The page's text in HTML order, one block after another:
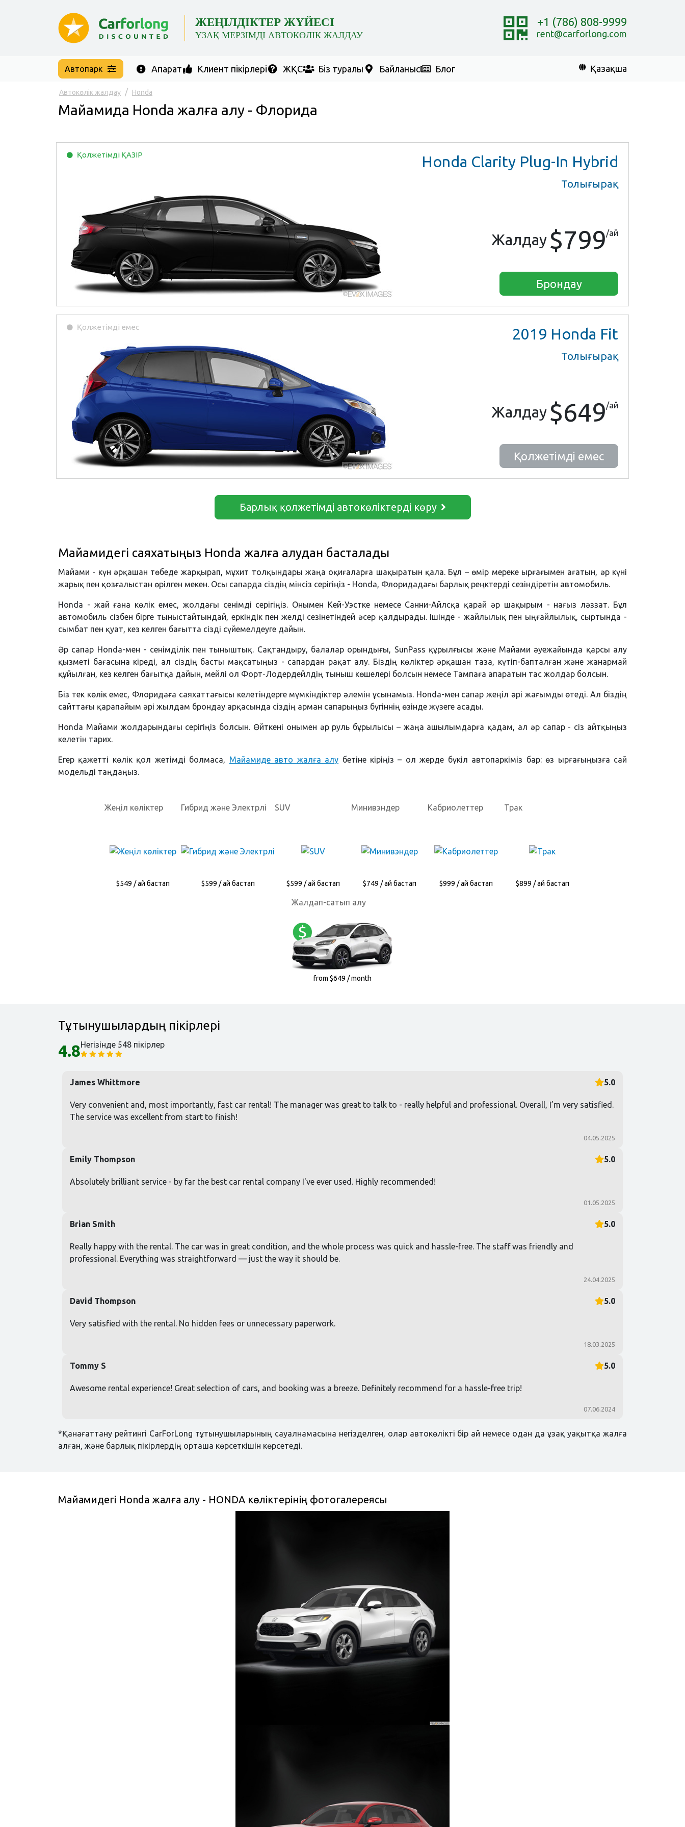
ЖЕҢІЛДІКТЕР ЖҮЙЕСІ
ҰЗАҚ МЕРЗІМДІ АВТОКӨЛІК ЖАЛДАУ
+1 (786) 808-9999
rent@carforlong.com
Автопарк Ақпарат Клиент пікірлері ЖҚС Біз туралы Байланыс Блог Қазақша
Автокөлік жалдау Honda
Майамида Honda жалға алу - Флорида
Қолжетімді ҚАЗІР Honda Clarity Plug-In Hybrid
Толығырақ
Жалдау $799/ай
Брондау
Қолжетімді емес 2019 Honda Fit
Толығырақ
Жалдау $649/ай
Қолжетімді емес
Барлық қолжетімді автокөліктерді көру
Майамидегі саяхатыңыз Honda жалға алудан басталады
Майами - күн әрқашан төбеде жарқырап, мұхит толқындары жаңа оқиғаларға шақыратын қала. Бұл – өмір мереке ырғағымен ағатын, әр күні
жарық пен қозғалыстан өрілген мекен. Осы сапарда сіздің мінсіз серігіңіз - Honda, Флоридадағы барлық реңктерді сезіндіретін автомобиль.
Honda - жай ғана көлік емес, жолдағы сенімді серігіңіз. Онымен Кей-Уэстке немесе Санни-Айлсқа қарай әр шақырым - нағыз ләззат. Бұл
автомобиль сізбен бірге тыныстайтындай, еркіндік пен желді сезінетіндей әсер қалдырады. Ішінде - жайлылық пен ыңғайлылық, сыртында -
сымбат пен қуат, кез келген бағытта сізді сүйемелдеуге дайын.
Әр сапар Honda-мен - сенімділік пен тыныштық. Сақтандыру, балалар орындығы, SunPass құрылғысы және Майами әуежайында қарсы алу
қызметі бағасына кіреді, ал сіздің басты мақсатыңыз - сапардан рақат алу. Біздің көліктер әрқашан таза, күтіп-бапталған және жанармай
құйылған, кез келген бағытқа дайын, мейлі ол Форт-Лодердейлдің тыныш көшелері болсын немесе Тампаға апаратын тас жолдар болсын.
Біз тек көлік емес, Флоридаға саяхаттағысы келетіндерге мүмкіндіктер әлемін ұсынамыз. Honda-мен сапар жеңіл әрі жағымды өтеді. Ал біздің
сайттағы қарапайым әрі жылдам брондау арқасында сіздің арман сапарыңыз бүгіннің өзінде жүзеге асады.
Honda Майами жолдарындағы серігіңіз болсын. Өйткені онымен әр руль бұрылысы – жаңа ашылымдарға қадам, ал әр сапар - сіз айтқыңыз
келетін тарих.
Егер қажетті көлік қол жетімді болмаса, Майамиде авто жалға алу бетіне кіріңіз – ол жерде бүкіл автопаркіміз бар: өз ырғағыңызға сай
модельді таңдаңыз.
Жеңіл көліктер
$549 / ай бастап
Гибрид және Электрлі
$599 / ай бастап
SUV
$599 / ай бастап
Минивэндер
$749 / ай бастап
Кабриолеттер
$999 / ай бастап
Трак
$899 / ай бастап
Жалдап-сатып алу
from $649 / month
Тұтынушылардың пікірлері
4.8Негізінде 548 пікірлер
James Whittmore 5.0
Very convenient and, most importantly, fast car rental! The manager was great to talk to - really helpful and professional. Overall, I’m very satisfied.
The service was excellent from start to finish!
04.05.2025
Emily Thompson 5.0
Absolutely brilliant service - by far the best car rental company I've ever used. Highly recommended!
01.05.2025
Brian Smith 5.0
Really happy with the rental. The car was in great condition, and the whole process was quick and hassle-free. The staff was friendly and
professional. Everything was straightforward — just the way it should be.
24.04.2025
David Thompson 5.0
Very satisfied with the rental. No hidden fees or unnecessary paperwork.
18.03.2025
Tommy S 5.0
Awesome rental experience! Great selection of cars, and booking was a breeze. Definitely recommend for a hassle-free trip!
07.06.2024
*Қанағаттану рейтингі CarForLong тұтынушыларының сауалнамасына негізделген, олар автокөлікті бір ай немесе одан да ұзақ уақытқа жалға
алған, және барлық пікірлердің орташа көрсеткішін көрсетеді.
Майамидегі Honda жалға алу - HONDA көліктерінің фотогалереясы